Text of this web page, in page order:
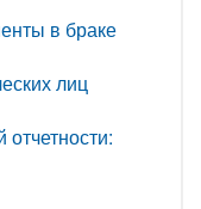
в браке
лиц